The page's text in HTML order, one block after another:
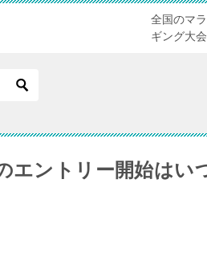
全国のマ
ギング大
エントリー開始はい